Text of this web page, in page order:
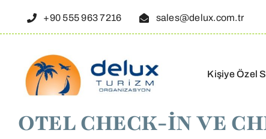
+90 555 963 7216 sales@delux.com.tr
Kişiye Özel
OTEL CHECK-İN VE